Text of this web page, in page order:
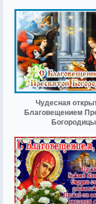
Чудесная
Благовещением
Богородицы